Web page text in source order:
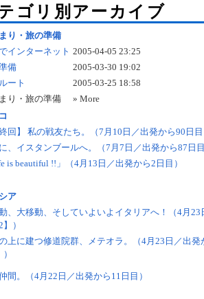
ゴリ別アーカイブ
り・旅の準備
インターネット 2005-04-05 23:25
備
2005-03-30 19:02
ート
2005-03-25 18:58
り・旅の準備
» More
終回】 私の戦友たち。（7月10日／出発から90日
、イスタンブールへ。（7月7日／出発から87日
is beautiful !!」（4月13日／出発から2日目）
ア
、大移動、そしていよいよイタリアへ！（4月23
）
上に建つ修道院群、メテオラ。（4月23日／出発
間。（4月22日／出発から11日目）